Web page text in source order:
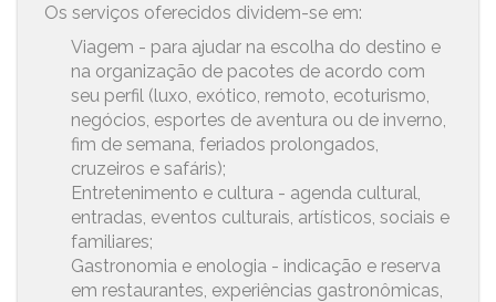
Os serviços oferecidos dividem-se em:
Viagem - para ajudar na escolha do destino e
na organização de pacotes de acordo com
seu perfil (luxo, exótico, remoto, ecoturismo,
negócios, esportes de aventura ou de inverno,
fim de semana, feriados prolongados,
cruzeiros e safáris);
Entretenimento e cultura - agenda cultural,
entradas, eventos culturais, artísticos, sociais e
familiares;
Gastronomia e enologia - indicação e reserva
em restaurantes, experiências gastronômicas,